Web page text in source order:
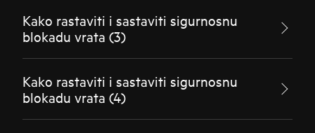
Kako rastaviti i sastaviti sigurnosnu
blokadu vrata (3)
Kako rastaviti i sastaviti sigurnosnu
blokadu vrata (4)